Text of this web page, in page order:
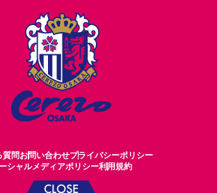
CLOSE
質問お問い合わせプライバシーポリシー
シャルメディアポリシー利用規約